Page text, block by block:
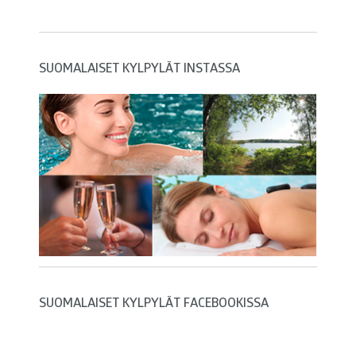
SUOMALAISET KYLPYLÄT INSTASSA
SUOMALAISET KYLPYLÄT FACEBOOKISSA